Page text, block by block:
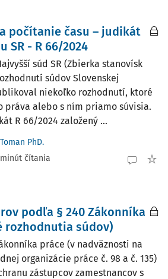
počítanie času – judikát
SR - R 66/2024
súd SR (Zbierka stanovísk
súdov Slovenskej
niekoľko rozhodnutí, ktoré
práva alebo s ním priamo súvisia.
R 66/2024 založený ...
PhD.
minút čítania
podľa § 240 Zákonníka
rozhodnutia súdov)
práce (v nadväznosti na
organizácie práce č. 98 a č. 135)
zástupcov zamestnancov s